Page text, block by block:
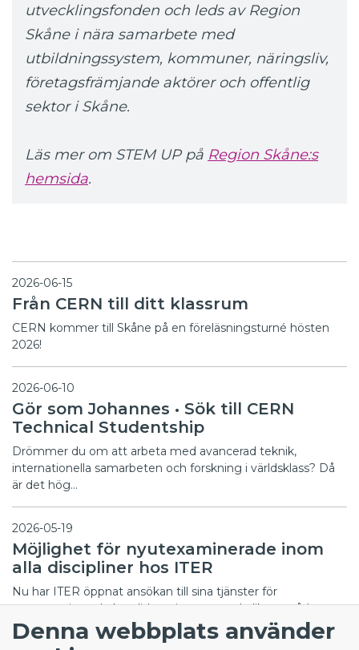
Denna webbplats använder
utvecklingsfonden och leds av Region
Skåne i nära samarbete med
utbildningssystem, kommuner, näringsliv,
företagsfrämjande aktörer och offentlig
sektor i Skåne.
Läs mer om STEM UP på Region Skåne:s
hemsida.
2026-06-15
Från CERN till ditt klassrum
CERN kommer till Skåne på en föreläsningsturné hösten
2026!
2026-06-10
Gör som Johannes • Sök till CERN
Technical Studentship
Drömmer du om att arbeta med avancerad teknik,
internationella samarbeten och forskning i världsklass? Då
är det hög…
2026-05-19
Möjlighet för nyutexaminerade inom
alla discipliner hos ITER
Nu har ITER öppnat ansökan till sina tjänster för
nyutexaminerade kandidater inom en rad olika områden.
Programmet r…